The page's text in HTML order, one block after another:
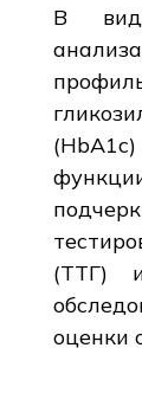
В
(ТТГ) и
оценки